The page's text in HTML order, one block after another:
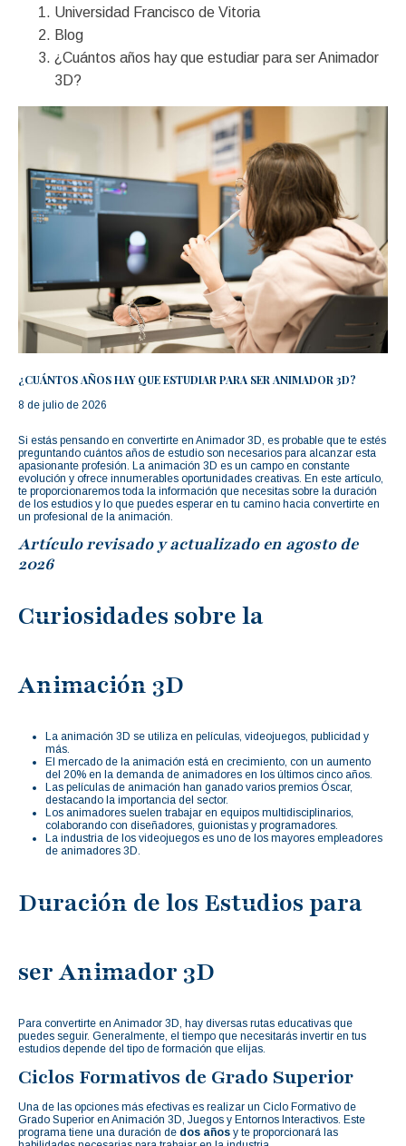
Universidad Francisco de Vitoria
Blog
¿Cuántos años hay que estudiar para ser Animador
3D?
¿CUÁNTOS AÑOS HAY QUE ESTUDIAR PARA SER ANIMADOR 3D?
8 de julio de 2026
Si estás pensando en convertirte en Animador 3D, es probable que te estés
preguntando cuántos años de estudio son necesarios para alcanzar esta
apasionante profesión. La animación 3D es un campo en constante
evolución y ofrece innumerables oportunidades creativas. En este artículo,
te proporcionaremos toda la información que necesitas sobre la duración
de los estudios y lo que puedes esperar en tu camino hacia convertirte en
un profesional de la animación.
Artículo revisado y actualizado en agosto de
2026
Curiosidades sobre la
Animación 3D
La animación 3D se utiliza en películas, videojuegos, publicidad y
más.
El mercado de la animación está en crecimiento, con un aumento
del 20% en la demanda de animadores en los últimos cinco años.
Las películas de animación han ganado varios premios Óscar,
destacando la importancia del sector.
Los animadores suelen trabajar en equipos multidisciplinarios,
colaborando con diseñadores, guionistas y programadores.
La industria de los videojuegos es uno de los mayores empleadores
de animadores 3D.
Duración de los Estudios para
ser Animador 3D
Para convertirte en Animador 3D, hay diversas rutas educativas que
puedes seguir. Generalmente, el tiempo que necesitarás invertir en tus
estudios depende del tipo de formación que elijas.
Ciclos Formativos de Grado Superior
Una de las opciones más efectivas es realizar un Ciclo Formativo de
Grado Superior en Animación 3D, Juegos y Entornos Interactivos. Este
programa tiene una duración de dos años y te proporcionará las